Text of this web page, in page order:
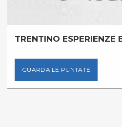
ESPERIENZE ED EMOZIONI
PUNTATE